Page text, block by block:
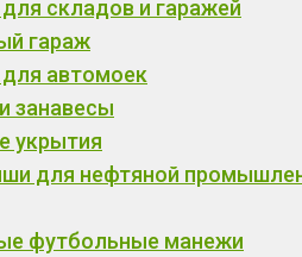
складов и гаражей
гараж
автомоек
занавесы
укрытия
для нефтяной
футбольные манежи